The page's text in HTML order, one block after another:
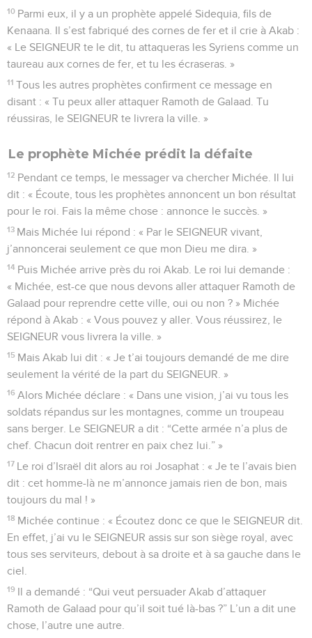
10 Parmi eux, il y a un prophète appelé Sidequia, fils de
Kenaana. Il s’est fabriqué des cornes de fer et il crie à Akab :
« Le SEIGNEUR te le dit, tu attaqueras les Syriens comme un
taureau aux cornes de fer, et tu les écraseras. »
11 Tous les autres prophètes confirment ce message en
disant : « Tu peux aller attaquer Ramoth de Galaad. Tu
réussiras, le SEIGNEUR te livrera la ville. »
Le prophète Michée prédit la défaite
12 Pendant ce temps, le messager va chercher Michée. Il lui
dit : « Écoute, tous les prophètes annoncent un bon résultat
pour le roi. Fais la même chose : annonce le succès. »
13 Mais Michée lui répond : « Par le SEIGNEUR vivant,
j’annoncerai seulement ce que mon Dieu me dira. »
14 Puis Michée arrive près du roi Akab. Le roi lui demande :
« Michée, est-ce que nous devons aller attaquer Ramoth de
Galaad pour reprendre cette ville, oui ou non ? » Michée
répond à Akab : « Vous pouvez y aller. Vous réussirez, le
SEIGNEUR vous livrera la ville. »
15 Mais Akab lui dit : « Je t’ai toujours demandé de me dire
seulement la vérité de la part du SEIGNEUR. »
16 Alors Michée déclare : « Dans une vision, j’ai vu tous les
soldats répandus sur les montagnes, comme un troupeau
sans berger. Le SEIGNEUR a dit : “Cette armée n’a plus de
chef. Chacun doit rentrer en paix chez lui.” »
17 Le roi d’Israël dit alors au roi Josaphat : « Je te l’avais bien
dit : cet homme-là ne m’annonce jamais rien de bon, mais
toujours du mal ! »
18 Michée continue : « Écoutez donc ce que le SEIGNEUR dit.
En effet, j’ai vu le SEIGNEUR assis sur son siège royal, avec
tous ses serviteurs, debout à sa droite et à sa gauche dans le
ciel.
19 Il a demandé : “Qui veut persuader Akab d’attaquer
Ramoth de Galaad pour qu’il soit tué là-bas ?” L’un a dit une
chose, l’autre une autre.